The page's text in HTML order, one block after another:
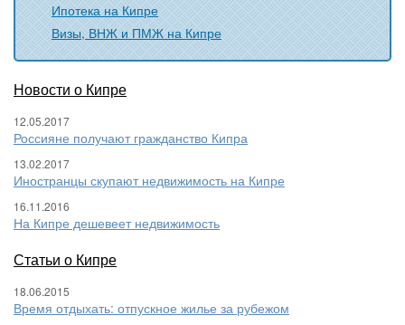
Ипотека на Кипре
Визы, ВНЖ и ПМЖ на Кипре
Новости о Кипре
12.05.2017
Россияне получают гражданство Кипра
13.02.2017
Иностранцы скупают недвижимость на Кипре
16.11.2016
На Кипре дешевеет недвижимость
Статьи о Кипре
18.06.2015
Время отдыхать: отпускное жилье за рубежом